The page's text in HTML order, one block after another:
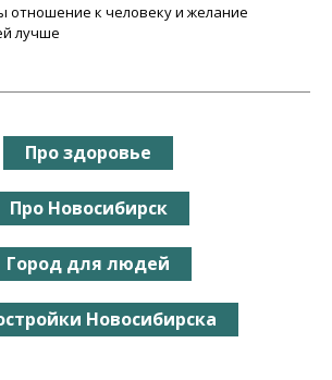
отношение к человеку и желание
лучше
Про здоровье
Про Новосибирск
Город для людей
Новосибирска